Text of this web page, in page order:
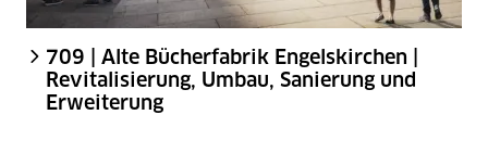
709 | Alte Bücherfabrik Engelskirchen |
Revitalisierung, Umbau, Sanierung und
Erweiterung